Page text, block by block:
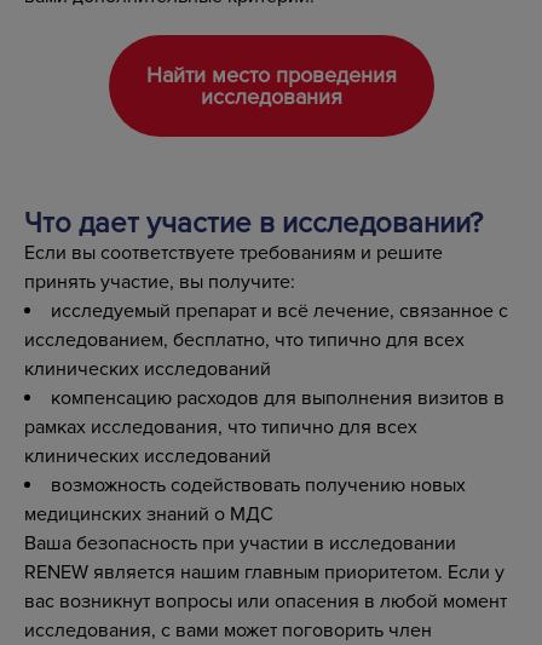
Найти место проведения
исследования
Что дает участие в исследовании?
Если вы соответствуете требованиям и решите
принять участие, вы получите:
исследуемый препарат и всё лечение, связанное с
исследованием, бесплатно, что типично для всех
клинических исследований
компенсацию расходов для выполнения визитов в
рамках исследования, что типично для всех
клинических исследований
возможность содействовать получению новых
медицинских знаний о МДС
Ваша безопасность при участии в исследовании
RENEW является нашим главным приоритетом. Если у
вас возникнут вопросы или опасения в любой момент
исследования, с вами может поговорить член